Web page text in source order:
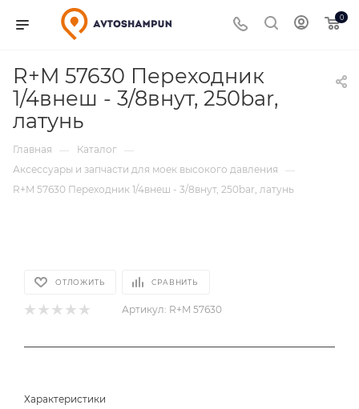
0
R+M 57630 Переходник
1/4внеш - 3/8внут, 250bar,
латунь
Главная — Каталог —
Аксессуары и запчасти для моек высокого давления
—
R+M 57630 Переходник 1/4внеш - 3/8внут, 250bar, латунь
ОТЛОЖИТЬ СРАВНИТЬ
Артикул: R+M 57630
Характеристики